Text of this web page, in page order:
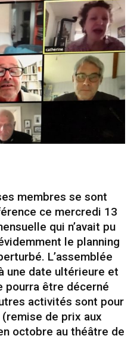
membres se sont
ce mercredi 13
qui n’avait pu
le planning
L’assemblée
une date ultérieure et
pourra être décerné
activités sont pour
de prix aux
octobre au théâtre de